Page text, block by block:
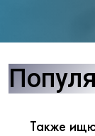
Также